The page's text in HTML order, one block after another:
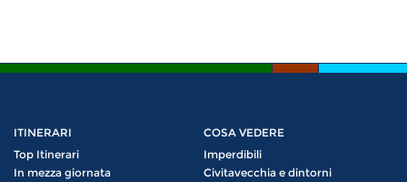
ITINERARI
Top Itinerari
In mezza giornata
COSA VEDERE
Imperdibili
Civitavecchia e dintorni